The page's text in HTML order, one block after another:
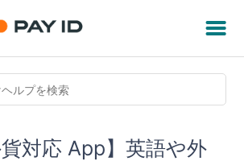
貨対応 App】英語や外